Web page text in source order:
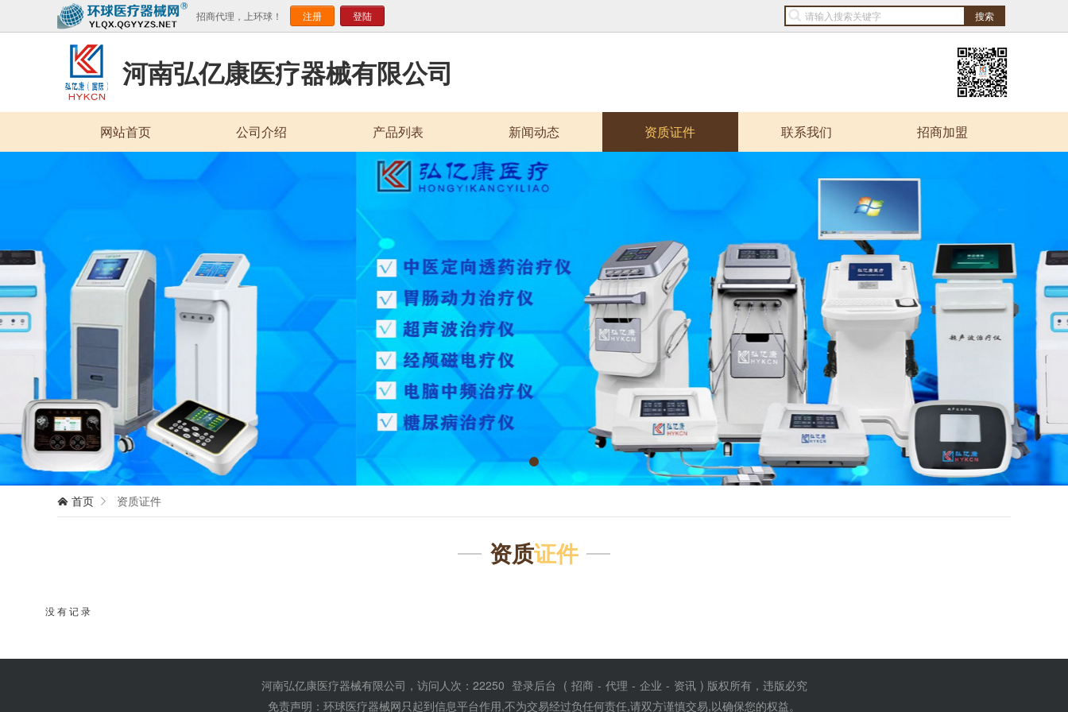
招商代理，上环球！ 注册 登陆
河南弘亿康医疗器械有限公司
网站首页 公司介绍 产品列表 新闻动态 资质证件 联系我们 招商加盟
 首页  资质证件
资质证件
没 有 记 录
河南弘亿康医疗器械有限公司，访问人次：22250 登录后台 ( 招商 - 代理 - 企业 - 资讯 ) 版权所有，违版必究
免责声明：环球医疗器械网只起到信息平台作用,不为交易经过负任何责任,请双方谨慎交易,以确保您的权益。